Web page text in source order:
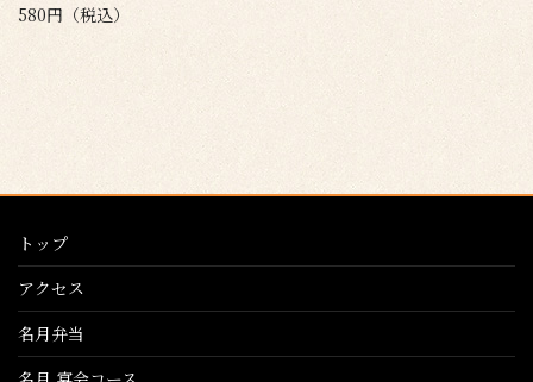
580円（税込）
トップ
アクセス
名月弁当